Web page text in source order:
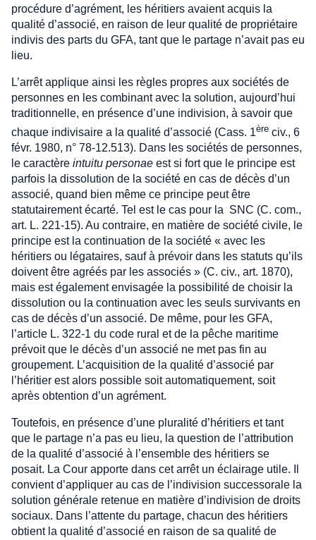
procédure d’agrément, les héritiers avaient acquis la
qualité d’associé, en raison de leur qualité de propriétaire
indivis des parts du GFA, tant que le partage n’avait pas eu
lieu.
L’arrêt applique ainsi les règles propres aux sociétés de
personnes en les combinant avec la solution, aujourd’hui
traditionnelle, en présence d’une indivision, à savoir que
chaque indivisaire a la qualité d’associé (Cass. 1ère civ., 6
févr. 1980, n° 78-12.513). Dans les sociétés de personnes,
le caractère intuitu personae est si fort que le principe est
parfois la dissolution de la société en cas de décès d’un
associé, quand bien même ce principe peut être
statutairement écarté. Tel est le cas pour la SNC (C. com.,
art. L. 221-15). Au contraire, en matière de société civile, le
principe est la continuation de la société « avec les
héritiers ou légataires, sauf à prévoir dans les statuts qu’ils
doivent être agréés par les associés » (C. civ., art. 1870),
mais est également envisagée la possibilité de choisir la
dissolution ou la continuation avec les seuls survivants en
cas de décès d’un associé. De même, pour les GFA,
l’article L. 322-1 du code rural et de la pêche maritime
prévoit que le décès d’un associé ne met pas fin au
groupement. L’acquisition de la qualité d’associé par
l’héritier est alors possible soit automatiquement, soit
après obtention d’un agrément.
Toutefois, en présence d’une pluralité d’héritiers et tant
que le partage n’a pas eu lieu, la question de l’attribution
de la qualité d’associé à l’ensemble des héritiers se
posait. La Cour apporte dans cet arrêt un éclairage utile. Il
convient d’appliquer au cas de l’indivision successorale la
solution générale retenue en matière d’indivision de droits
sociaux. Dans l’attente du partage, chacun des héritiers
obtient la qualité d’associé en raison de sa qualité de